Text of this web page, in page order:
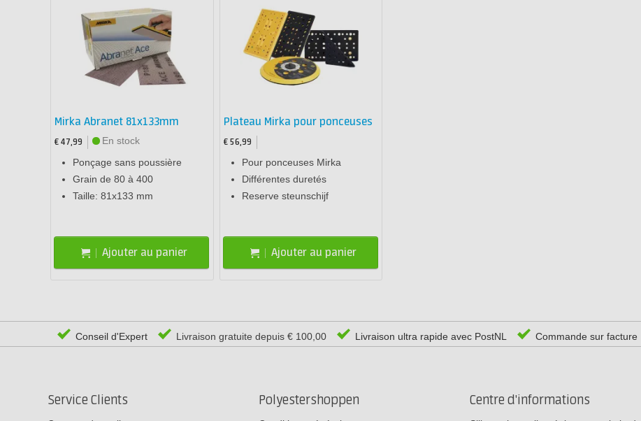
Mirka Abranet 81x133mm
€ 47,99
En stock
Ponçage sans poussière
Grain de 80 à 400
Taille: 81x133 mm
Ajouter au panier
Plateau Mirka pour ponceuses
€ 56,99
Pour ponceuses Mirka
Différentes duretés
Reserve steunschijf
Ajouter au panier
Conseil d'Expert Livraison gratuite depuis € 100,00 Livraison ultra rapide avec PostNL Commande sur facture
Service Clients Polyestershoppen Centre d'informations